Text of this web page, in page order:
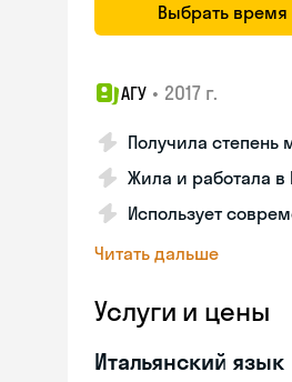
Выбрать время
АГУ • 2017 г.
Получила
Жила и работала в
Использует
Читать дальше
Услуги и цены
Итальянский язык